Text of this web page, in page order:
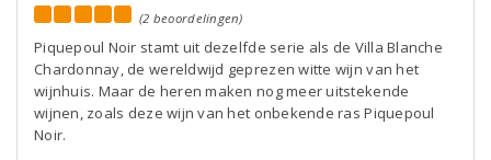
(2 beoordelingen)
Piquepoul Noir stamt uit dezelfde serie als de Villa Blanche
Chardonnay, de wereldwijd geprezen witte wijn van het
wijnhuis. Maar de heren maken nog meer uitstekende
wijnen, zoals deze wijn van het onbekende ras Piquepoul
Noir.